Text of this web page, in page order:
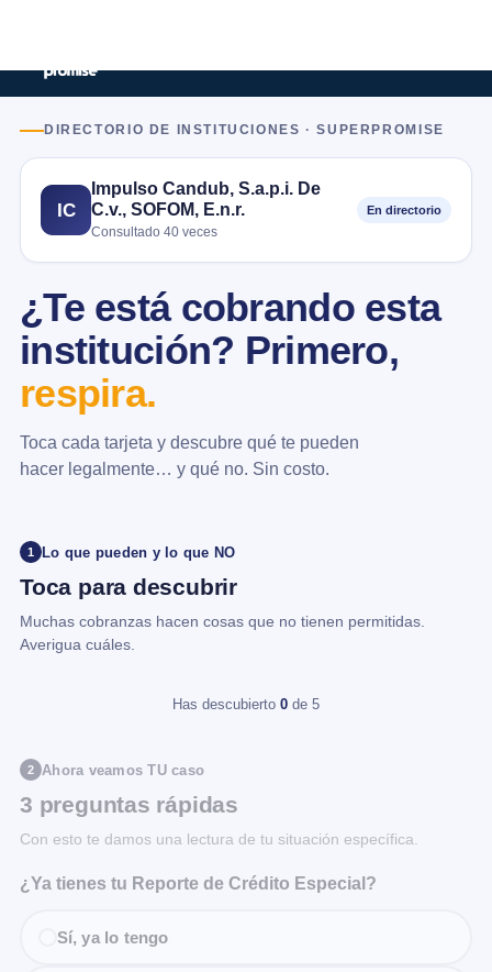
DIRECTORIO DE INSTITUCIONES · SUPERPROMISE
IC
Impulso Candub, S.a.p.i. De
C.v., SOFOM, E.n.r.
Consultado 40 veces
En directorio
¿Te está cobrando esta
institución? Primero,
respira.
Toca cada tarjeta y descubre qué te pueden
hacer legalmente… y qué no. Sin costo.
1 Lo que pueden y lo que NO
Toca para descubrir
Muchas cobranzas hacen cosas que no tienen permitidas.
Averigua cuáles.
Has descubierto 0 de 5
2 Ahora veamos TU caso
3 preguntas rápidas
Con esto te damos una lectura de tu situación específica.
¿Ya tienes tu Reporte de Crédito Especial?
Sí, ya lo tengo